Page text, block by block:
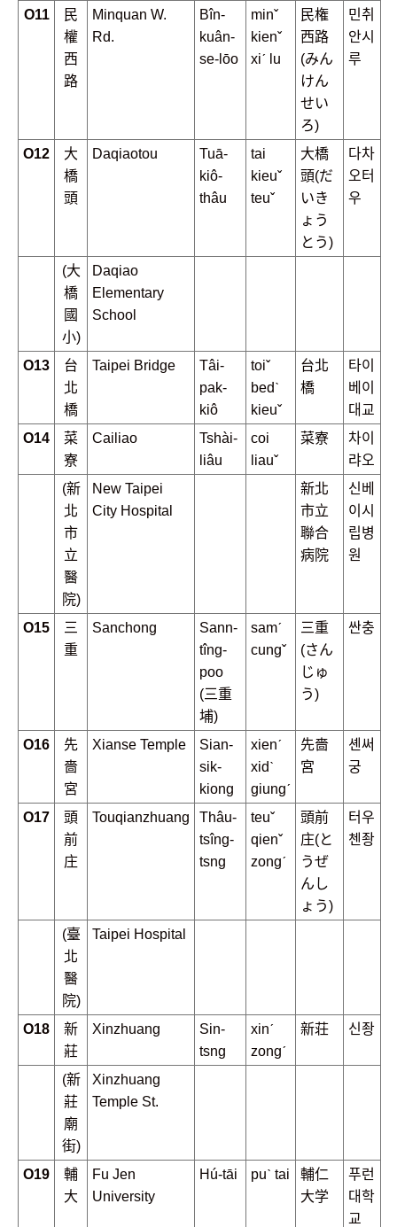
O11
民
權
西
路
Minquan W.
Rd.
Bîn-
kuân-
se-lōo
minˇ
kienˇ
xiˊ lu
民権
西路
(みん
けん
せい
ろ)
민취
안시
루
O12
大
橋
頭
Daqiaotou
Tuā-
kiô-
thâu
tai
kieuˇ
teuˇ
大橋
頭(だ
いき
ょう
とう)
다차
오터
우
(大
橋
國
小)
Daqiao
Elementary
School
O13
台
北
橋
Taipei Bridge
Tâi-
pak-
kiô
toiˇ
bedˋ
kieuˇ
台北
橋
타이
베이
대교
O14
菜
寮
Cailiao
Tshài-
liâu
coi
liauˇ
菜寮
차이
랴오
(新
北
市
立
醫
院)
New Taipei
City Hospital
新北
市立
聯合
病院
신베
이시
립병
원
O15
三
重
Sanchong
Sann-
tîng-
poo
(三重
埔)
samˊ
cungˇ
三重
(さん
じゅ
う)
싼충
O16
先
嗇
宮
Xianse Temple
Sian-
sik-
kiong
xienˊ
xidˋ
giungˊ
先嗇
宮
셴써
궁
O17
頭
前
庄
Touqianzhuang
Thâu-
tsîng-
tsng
teuˇ
qienˇ
zongˊ
頭前
庄(と
うぜ
んし
ょう)
터우
첸좡
(臺
北
醫
院)
Taipei Hospital
O18
新
莊
Xinzhuang
Sin-
tsng
xinˊ
zongˊ
新荘 신좡
(新
莊
廟
街)
Xinzhuang
Temple St.
O19
輔
大
Fu Jen
University
Hú-tāi puˋ tai
輔仁
大学
푸런
대학
교